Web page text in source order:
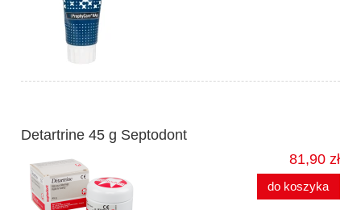
Detartrine 45 g Septodont
81,90 zł
do koszyka